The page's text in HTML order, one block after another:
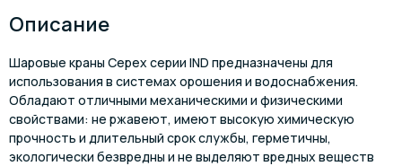
Описание
Шаровые краны Cepex серии IND предназначены для
использования в системах орошения и водоснабжения.
Обладают отличными механическими и физическими
свойствами: не ржавеют, имеют высокую химическую
прочность и длительный срок службы, герметичны,
экологически безвредны и не выделяют вредных веществ